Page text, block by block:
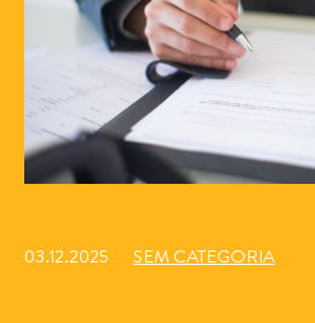
03.12.2025 SEM CATEGORIA